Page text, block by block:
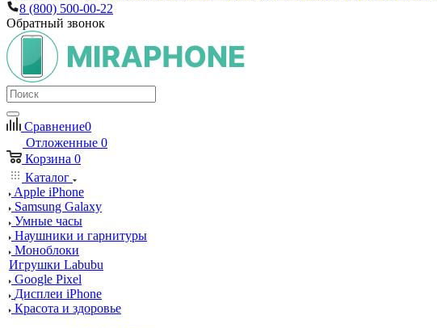
8 (800) 500-00-22
Обратный звонок
Сравнение0
Отложенные 0
Корзина 0
Каталог
Apple iPhone
Samsung Galaxy
Умные часы
Наушники и гарнитуры
Моноблоки
Игрушки Labubu
Google Pixel
Дисплеи iPhone
Красота и здоровье